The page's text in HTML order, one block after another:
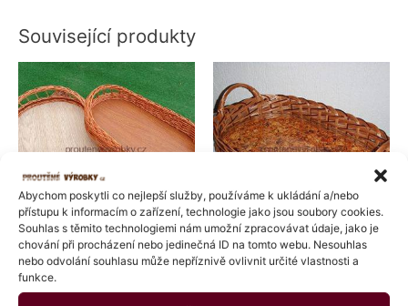
Abychom poskytli co nejlepší služby, používáme k ukládání a/nebo
přístupu k informacím o zařízení, technologie jako jsou soubory cookies.
Souhlas s těmito technologiemi nám umožní zpracovávat údaje, jako je
chování při procházení nebo jedinečná ID na tomto webu. Nesouhlas
nebo odvolání souhlasu může nepříznivě ovlivnit určité vlastnosti a
funkce.
Související produkty
Ošatky
Tác ovál
Rozpětí
cen:
289 Kč
až
313 Kč
Tento
produkt
má
více
variant.
lze
vybrat
na
stránce
Ošatky